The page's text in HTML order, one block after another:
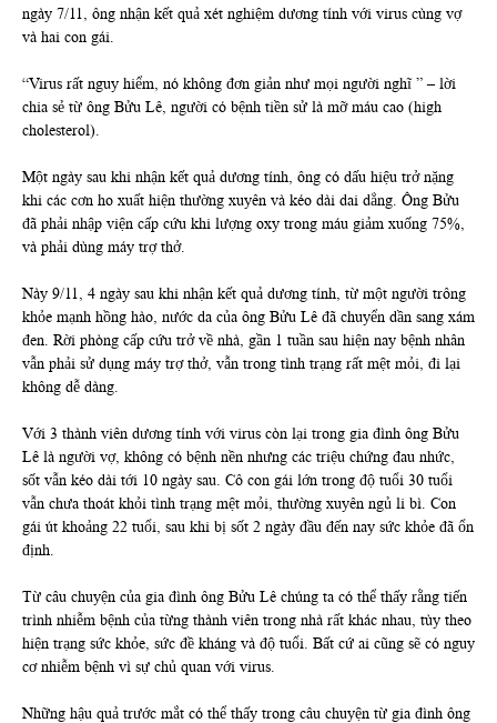
ngày 7/11, ông nhận kết quả xét nghiệm dương tính với virus cùng vợ
và hai con gái.
“Virus rất nguy hiểm, nó không đơn giản như mọi người nghĩ ” – lời
chia sẻ từ ông Bửu Lê, người có bệnh tiền sử là mỡ máu cao (high
cholesterol).
Một ngày sau khi nhận kết quả dương tính, ông có dấu hiệu trở nặng
khi các cơn ho xuất hiện thường xuyên và kéo dài dai dẳng. Ông Bửu
đã phải nhập viện cấp cứu khi lượng oxy trong máu giảm xuống 75%,
và phải dùng máy trợ thở.
Này 9/11, 4 ngày sau khi nhận kết quả dương tính, từ một người trông
khỏe mạnh hồng hào, nước da của ông Bửu Lê đã chuyển dần sang xám
đen. Rời phòng cấp cứu trở về nhà, gần 1 tuần sau hiện nay bệnh nhân
vẫn phải sử dụng máy trợ thở, vẫn trong tình trạng rất mệt mỏi, đi lại
không dễ dàng.
Với 3 thành viên dương tính với virus còn lại trong gia đình ông Bửu
Lê là người vợ, không có bệnh nền nhưng các triệu chứng đau nhức,
sốt vẫn kéo dài tới 10 ngày sau. Cô con gái lớn trong độ tuổi 30 tuổi
vẫn chưa thoát khỏi tình trạng mệt mỏi, thường xuyên ngủ li bì. Con
gái út khoảng 22 tuổi, sau khi bị sốt 2 ngày đầu đến nay sức khỏe đã ổn
định.
Từ câu chuyện của gia đình ông Bửu Lê chúng ta có thể thấy rằng tiến
trình nhiễm bệnh của từng thành viên trong nhà rất khác nhau, tùy theo
hiện trạng sức khỏe, sức đề kháng và độ tuổi. Bất cứ ai cũng sẽ có nguy
cơ nhiễm bệnh vì sự chủ quan với virus.
Những hậu quả trước mắt có thể thấy trong câu chuyện từ gia đình ông